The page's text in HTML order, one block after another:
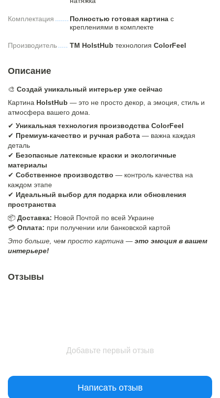
Комплектация Полностью готовая картина с
креплениями в комплекте
Производитель ТМ HolstHub технология ColorFeel
Описание
🎨 Создай уникальный интерьер уже сейчас
Картина HolstHub — это не просто декор, а эмоция, стиль и
атмосфера вашего дома.
✔ Уникальная технология производства ColorFeel
✔ Премиум-качество и ручная работа — важна каждая
деталь
✔ Безопасные латексные краски и экологичные
материалы
✔ Собственное производство — контроль качества на
каждом этапе
✔ Идеальный выбор для подарка или обновления
пространства
📦 Доставка: Новой Почтой по всей Украине
💳 Оплата: при получении или банковской картой
Это больше, чем просто картина — это эмоция в вашем
интерьере!
Отзывы
Добавьте первый отзыв
Написать отзыв